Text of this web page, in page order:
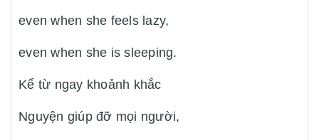
even when she feels lazy,
even when she is sleeping.
Kể từ ngay khoảnh khắc
Nguyện giúp đỡ mọi người,